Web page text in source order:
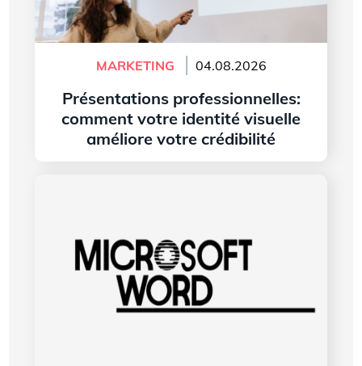
MARKETING 04.08.2026
Présentations professionnelles:
comment votre identité visuelle
améliore votre crédibilité